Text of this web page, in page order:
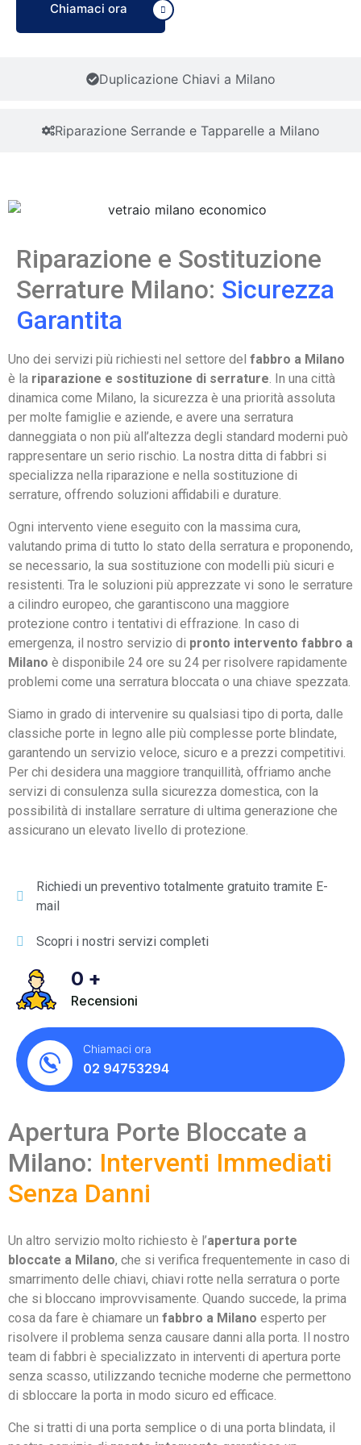
Duplicazione Chiavi a Milano
Riparazione Serrande e Tapparelle a Milano
Chiamaci ora
Riparazione e Sostituzione
Serrature Milano: Sicurezza
Garantita
Uno dei servizi più richiesti nel settore del fabbro a Milano
è la riparazione e sostituzione di serrature. In una città
dinamica come Milano, la sicurezza è una priorità assoluta
per molte famiglie e aziende, e avere una serratura
danneggiata o non più all’altezza degli standard moderni può
rappresentare un serio rischio. La nostra ditta di fabbri si
specializza nella riparazione e nella sostituzione di
serrature, offrendo soluzioni affidabili e durature.
Ogni intervento viene eseguito con la massima cura,
valutando prima di tutto lo stato della serratura e proponendo,
se necessario, la sua sostituzione con modelli più sicuri e
resistenti. Tra le soluzioni più apprezzate vi sono le serrature
a cilindro europeo, che garantiscono una maggiore
protezione contro i tentativi di effrazione. In caso di
emergenza, il nostro servizio di pronto intervento fabbro a
Milano è disponibile 24 ore su 24 per risolvere rapidamente
problemi come una serratura bloccata o una chiave spezzata.
Siamo in grado di intervenire su qualsiasi tipo di porta, dalle
classiche porte in legno alle più complesse porte blindate,
garantendo un servizio veloce, sicuro e a prezzi competitivi.
Per chi desidera una maggiore tranquillità, offriamo anche
servizi di consulenza sulla sicurezza domestica, con la
possibilità di installare serrature di ultima generazione che
assicurano un elevato livello di protezione.
Richiedi un preventivo totalmente gratuito tramite E-
mail
Scopri i nostri servizi completi
0 +
Recensioni
Chiamaci ora
02 94753294
Apertura Porte Bloccate a
Milano: Interventi Immediati
Senza Danni
Un altro servizio molto richiesto è l’apertura porte
bloccate a Milano, che si verifica frequentemente in caso di
smarrimento delle chiavi, chiavi rotte nella serratura o porte
che si bloccano improvvisamente. Quando succede, la prima
cosa da fare è chiamare un fabbro a Milano esperto per
risolvere il problema senza causare danni alla porta. Il nostro
team di fabbri è specializzato in interventi di apertura porte
senza scasso, utilizzando tecniche moderne che permettono
di sbloccare la porta in modo sicuro ed efficace.
Che si tratti di una porta semplice o di una porta blindata, il